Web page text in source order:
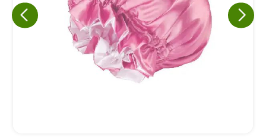
Iniciar conversa